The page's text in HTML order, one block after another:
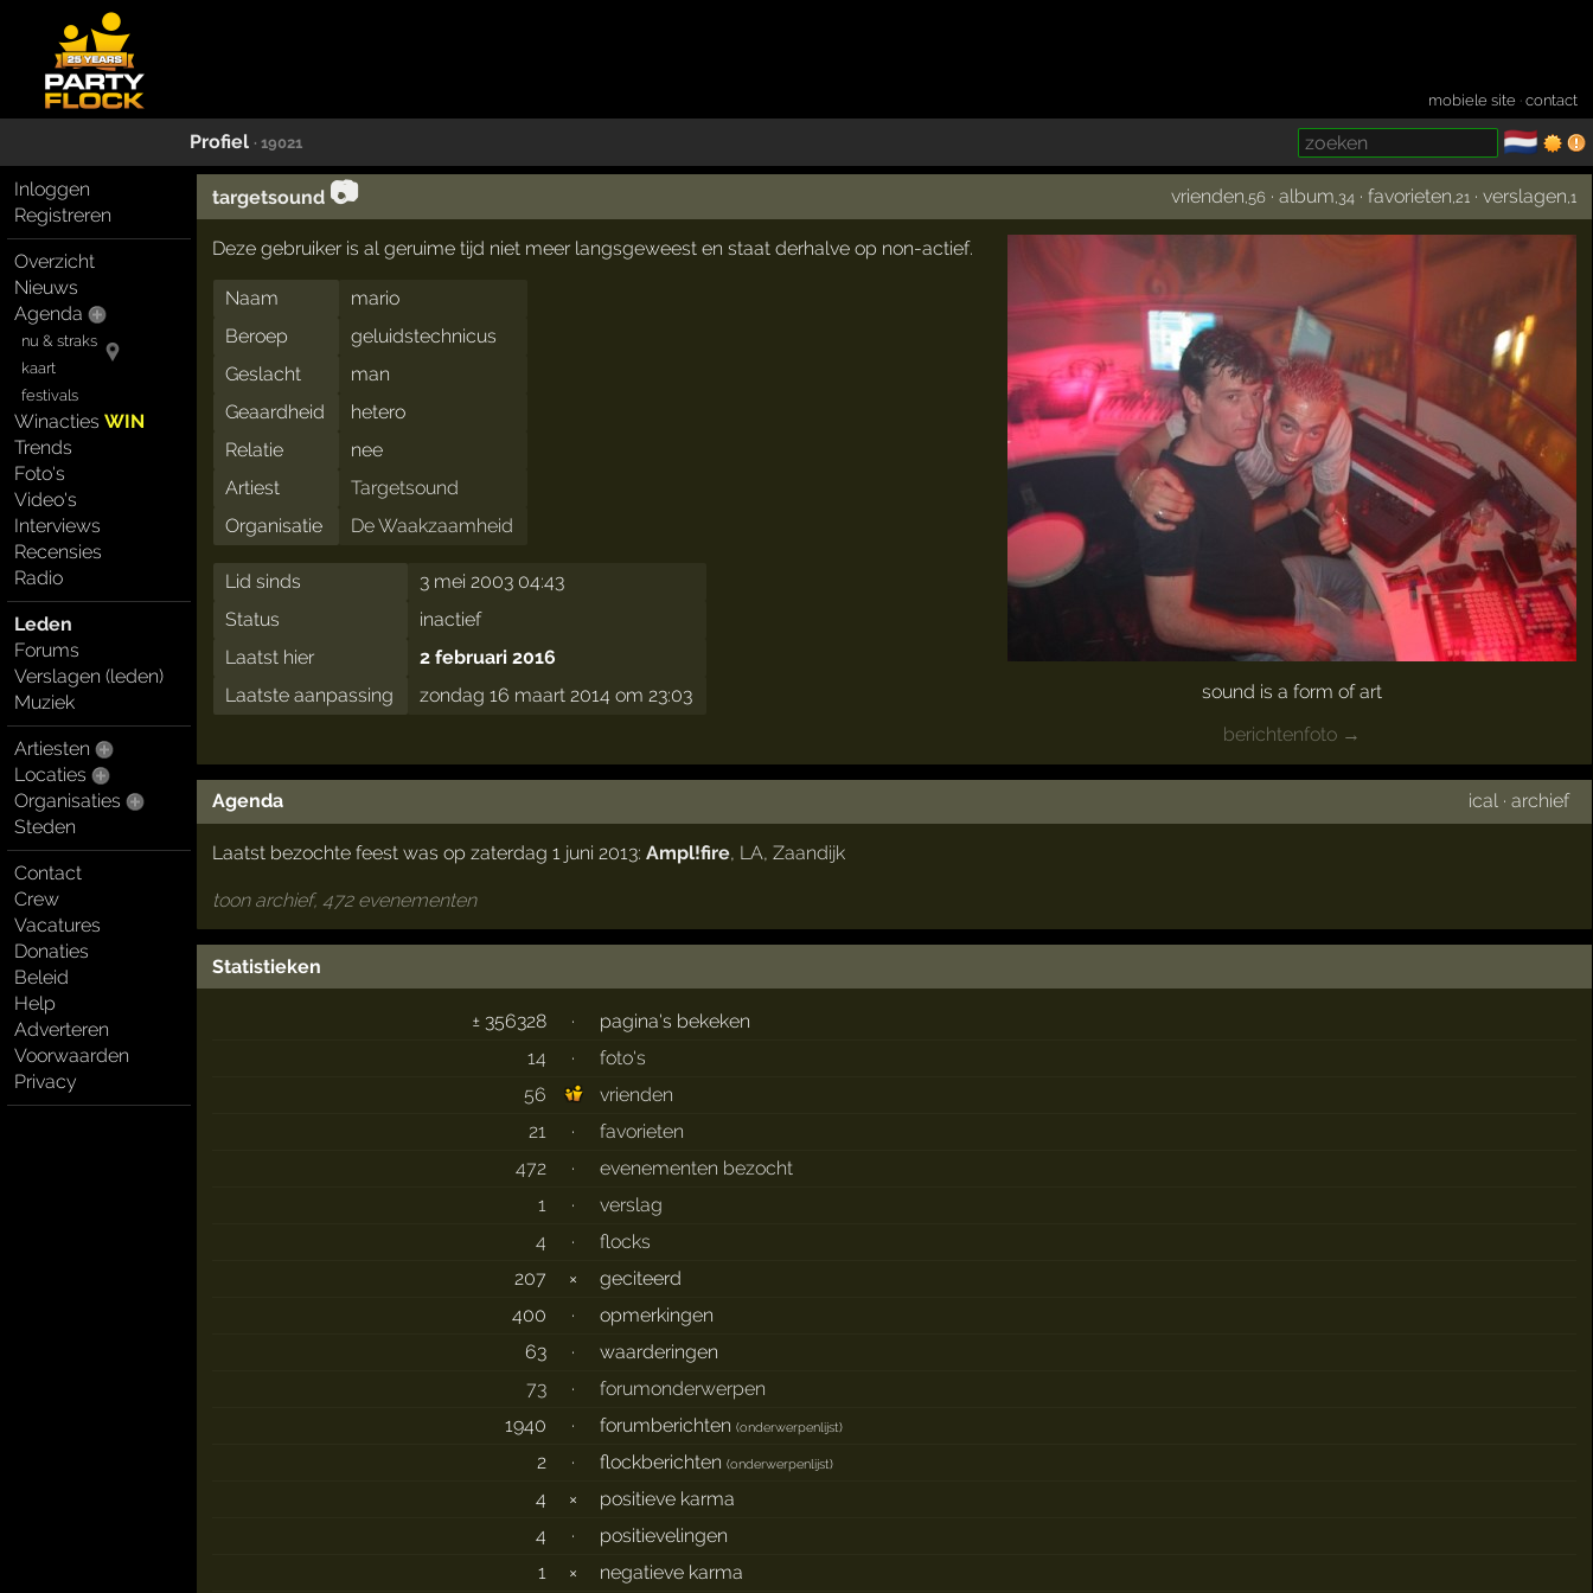
mobiele site ·contact
Profiel · 19021 🇳🇱
Inloggen
Registreren
Overzicht
Nieuws
Agenda
nu & straks
kaart
festivals
WinactiesWIN
Trends
Foto's
Video's
Interviews
Recensies
Radio
Leden
Forums
Verslagen (leden)
Muziek
Artiesten
Locaties
Organisaties
Steden
Contact
Crew
Vacatures
Donaties
Beleid
Help
Adverteren
Voorwaarden
Privacy
targetsound 📷 vrienden ,56 ·album ,34 ·favorieten ,21 ·verslagen ,1
sound is a form of art
berichtenfoto →
Deze gebruiker is al geruime tijd niet meer langsgeweest en staat derhalve op non-actief.
Naam
mario
Beroep
geluidstechnicus
Geslacht
man
Geaardheid
hetero
Relatie
nee
Artiest
Targetsound
Organisatie
De Waakzaamheid
Lid sinds
3 mei 2003 04:43
Status
inactief
Laatst hier
2 februari 2016
Laatste aanpassing
zondag 16 maart 2014 om 23:03
Agenda ical· archief
Laatst bezochte feest was op zaterdag 1 juni 2013: Ampl!fire, LA, Zaandijk
toon archief, 472 evenementen
Statistieken
± 356328 ·
pagina's bekeken
14
·
foto's
56
vrienden
21
·
favorieten
472
·
evenementen bezocht
1
·
verslag
4
·
flocks
207
×
geciteerd
400
·
opmerkingen
63
·
waarderingen
73
·
forumonderwerpen
1940
· forumberichten(onderwerpenlijst)
2 · flockberichten(onderwerpenlijst)
4 ×
positieve karma
4
·
positievelingen
1
× negatieve karma